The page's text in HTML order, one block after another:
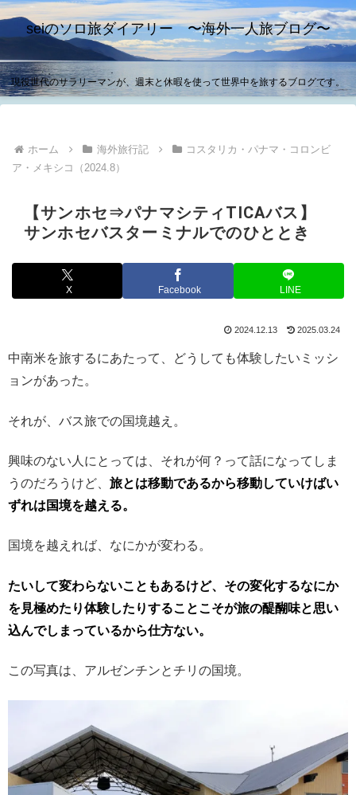
seiのソロ旅ダイアリー 〜海外一人旅ブログ〜
現役世代のサラリーマンが、週末と休暇を使って世界中を旅するブログです。
ホーム 海外旅行記
コスタリカ・パナマ・コロンビ
ア・メキシコ（2024.8）
【サンホセ⇒パナマシティTICAバス】
サンホセバスターミナルでのひととき
X Facebook LINE
2024.12.13 2025.03.24
中南米を旅するにあたって、どうしても体験したいミッシ
ョンがあった。
それが、バス旅での国境越え。
興味のない人にとっては、それが何？って話になってしま
うのだろうけど、 旅とは移動であるから移動していけばい
ずれは国境を越える。
国境を越えれば、なにかが変わる。
たいして変わらないこともあるけど、その変化するなにか
を見極めたり体験したりすることこそが旅の醍醐味と思い
込んでしまっているから仕方ない。
この写真は、アルゼンチンとチリの国境。